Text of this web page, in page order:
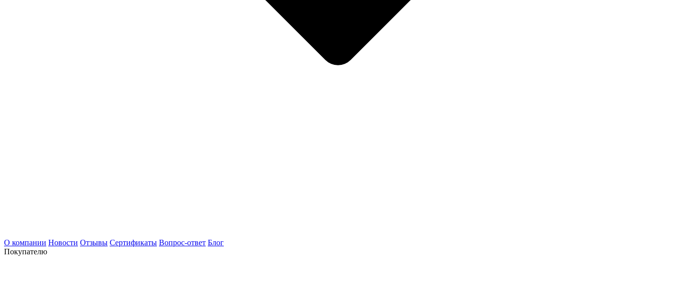
О компании Новости Отзывы Сертификаты Вопрос-ответ Блог
Покупателю